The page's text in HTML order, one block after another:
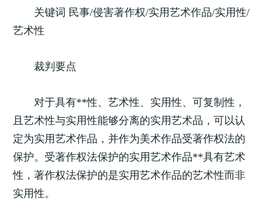
关键词 民事/侵害著作权/实用艺术作品/实用性/
艺术性
裁判要点
对于具有**性、艺术性、实用性、可复制性，
且艺术性与实用性能够分离的实用艺术品，可以认
定为实用艺术作品，并作为美术作品受著作权法的
保护。受著作权法保护的实用艺术作品**具有艺术
性，著作权法保护的是实用艺术作品的艺术性而非
实用性。